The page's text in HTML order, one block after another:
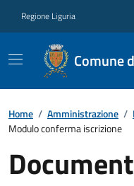
Regione Liguria
Comune
Home / Amministrazione /
Modulo conferma iscrizione